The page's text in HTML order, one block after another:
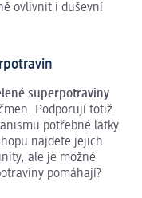
ovlivnit i duševní
superpotraviny
Podporují totiž
potřebné látky
najdete jejich
ale je možné
pomáhají?